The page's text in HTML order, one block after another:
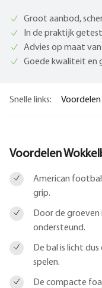
Groot aanbod,
In de praktijk getest
Advies op maat
Goede kwaliteit en
Snelle links: Voordelen
Voordelen
American
grip.
Door de
ondersteund.
De bal is licht
spelen.
De compacte